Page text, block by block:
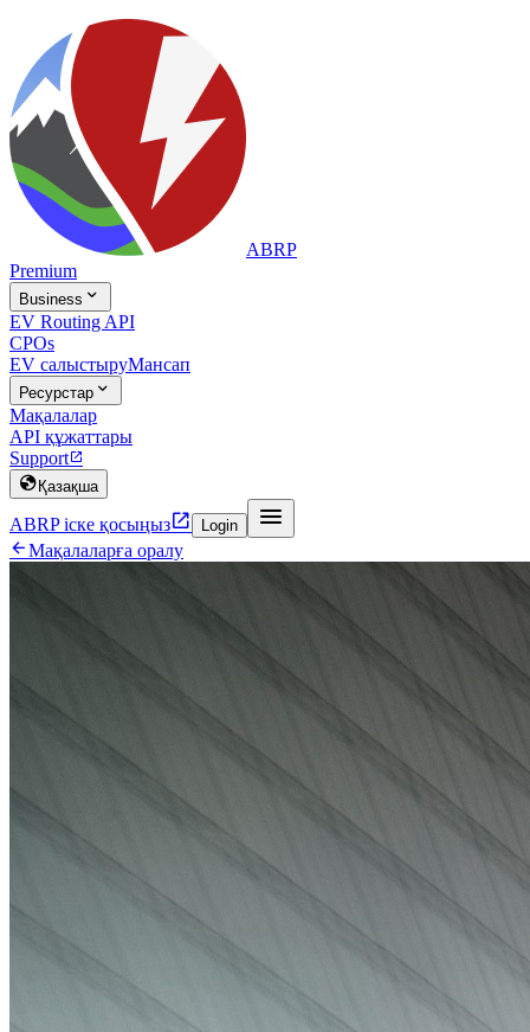
ABRP
Premium
Business 
EV Routing API
CPOs
EV салыстыруМансап
Ресурстар 
Мақалалар
API құжаттары
Support
 Қазақша
ABRP іске қосыңыз Login 
Мақалаларға оралу